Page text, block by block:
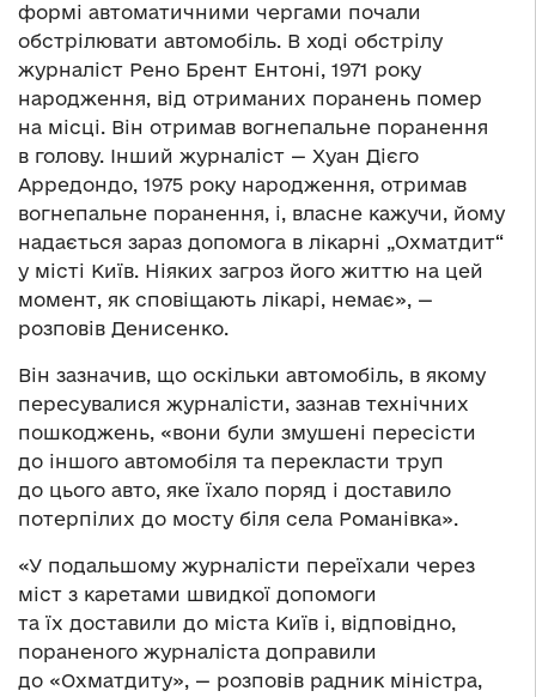
формі автоматичними чергами почали
обстрілювати автомобіль. В ході обстрілу
журналіст Рено Брент Ентоні, 1971 року
народження, від отриманих поранень помер
на місці. Він отримав вогнепальне поранення
в голову. Інший журналіст — Хуан Дієго
Арредондо, 1975 року народження, отримав
вогнепальне поранення, і, власне кажучи, йому
надається зараз допомога в лікарні „Охматдит“
у місті Київ. Ніяких загроз його життю на цей
момент, як сповіщають лікарі, немає», —
розповів Денисенко.
Він зазначив, що оскільки автомобіль, в якому
пересувалися журналісти, зазнав технічних
пошкоджень, «вони були змушені пересісти
до іншого автомобіля та перекласти труп
до цього авто, яке їхало поряд і доставило
потерпілих до мосту біля села Романівка».
«У подальшому журналісти переїхали через
міст з каретами швидкої допомоги
та їх доставили до міста Київ і, відповідно,
пораненого журналіста доправили
до «Охматдиту», — розповів радник міністра,